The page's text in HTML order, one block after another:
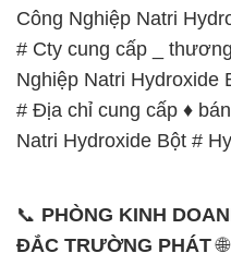
Công Nghiệp Natri
# Cty cung cấp _
Nghiệp Natri Hydroxide
# Địa chỉ cung cấp ♦
Natri Hydroxide Bột #
📞 PHÒNG KINH
ĐẮC TRƯỜNG PHÁT🌐